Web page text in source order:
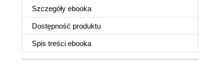
Szczegóły ebooka
Dostępność produktu
Spis treści ebooka